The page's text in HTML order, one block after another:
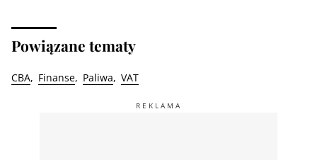
Powiązane tematy
CBA Finanse Paliwa VAT